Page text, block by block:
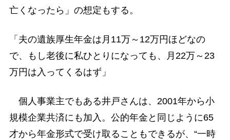
亡くなったら」の想定もする。
「夫の遺族厚生年金は月11万～12万円ほどなの
で、もし老後に私ひとりになっても、月22万～23
万円は入ってくるはず」
個人事業主でもある井戸さんは、2001年から小
規模企業共済にも加入。公的年金と同じように65
才から年金形式で受け取ることもできるが、“一時